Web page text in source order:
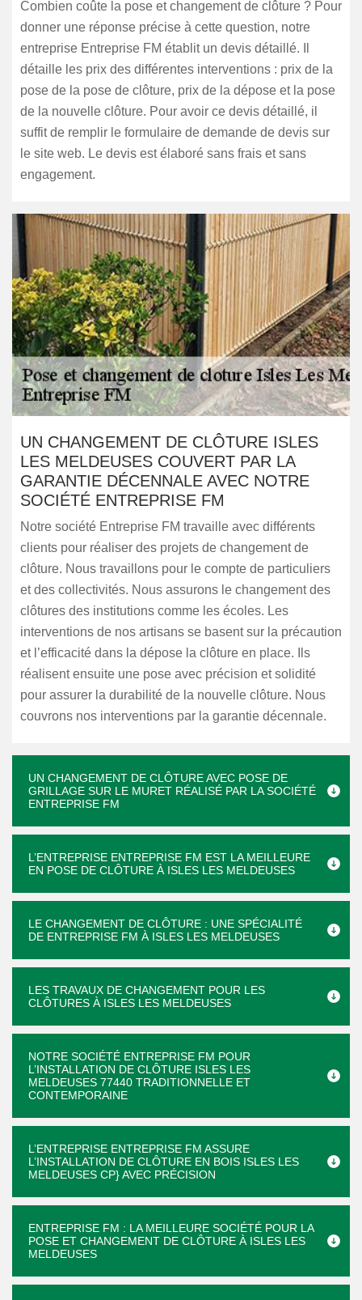
Combien coûte la pose et changement de clôture ? Pour
donner une réponse précise à cette question, notre
entreprise Entreprise FM établit un devis détaillé. Il
détaille les prix des différentes interventions : prix de la
pose de la pose de clôture, prix de la dépose et la pose
de la nouvelle clôture. Pour avoir ce devis détaillé, il
suffit de remplir le formulaire de demande de devis sur
le site web. Le devis est élaboré sans frais et sans
engagement.
UN CHANGEMENT DE CLÔTURE ISLES
LES MELDEUSES COUVERT PAR LA
GARANTIE DÉCENNALE AVEC NOTRE
SOCIÉTÉ ENTREPRISE FM
Notre société Entreprise FM travaille avec différents
clients pour réaliser des projets de changement de
clôture. Nous travaillons pour le compte de particuliers
et des collectivités. Nous assurons le changement des
clôtures des institutions comme les écoles. Les
interventions de nos artisans se basent sur la précaution
et l’efficacité dans la dépose la clôture en place. Ils
réalisent ensuite une pose avec précision et solidité
pour assurer la durabilité de la nouvelle clôture. Nous
couvrons nos interventions par la garantie décennale.
UN CHANGEMENT DE CLÔTURE AVEC POSE DE
GRILLAGE SUR LE MURET RÉALISÉ PAR LA SOCIÉTÉ
ENTREPRISE FM
L’ENTREPRISE ENTREPRISE FM EST LA MEILLEURE
EN POSE DE CLÔTURE À ISLES LES MELDEUSES
LE CHANGEMENT DE CLÔTURE : UNE SPÉCIALITÉ
DE ENTREPRISE FM À ISLES LES MELDEUSES
LES TRAVAUX DE CHANGEMENT POUR LES
CLÔTURES À ISLES LES MELDEUSES
NOTRE SOCIÉTÉ ENTREPRISE FM POUR
L’INSTALLATION DE CLÔTURE ISLES LES
MELDEUSES 77440 TRADITIONNELLE ET
CONTEMPORAINE
L’ENTREPRISE ENTREPRISE FM ASSURE
L’INSTALLATION DE CLÔTURE EN BOIS ISLES LES
MELDEUSES CP} AVEC PRÉCISION
ENTREPRISE FM : LA MEILLEURE SOCIÉTÉ POUR LA
POSE ET CHANGEMENT DE CLÔTURE À ISLES LES
MELDEUSES